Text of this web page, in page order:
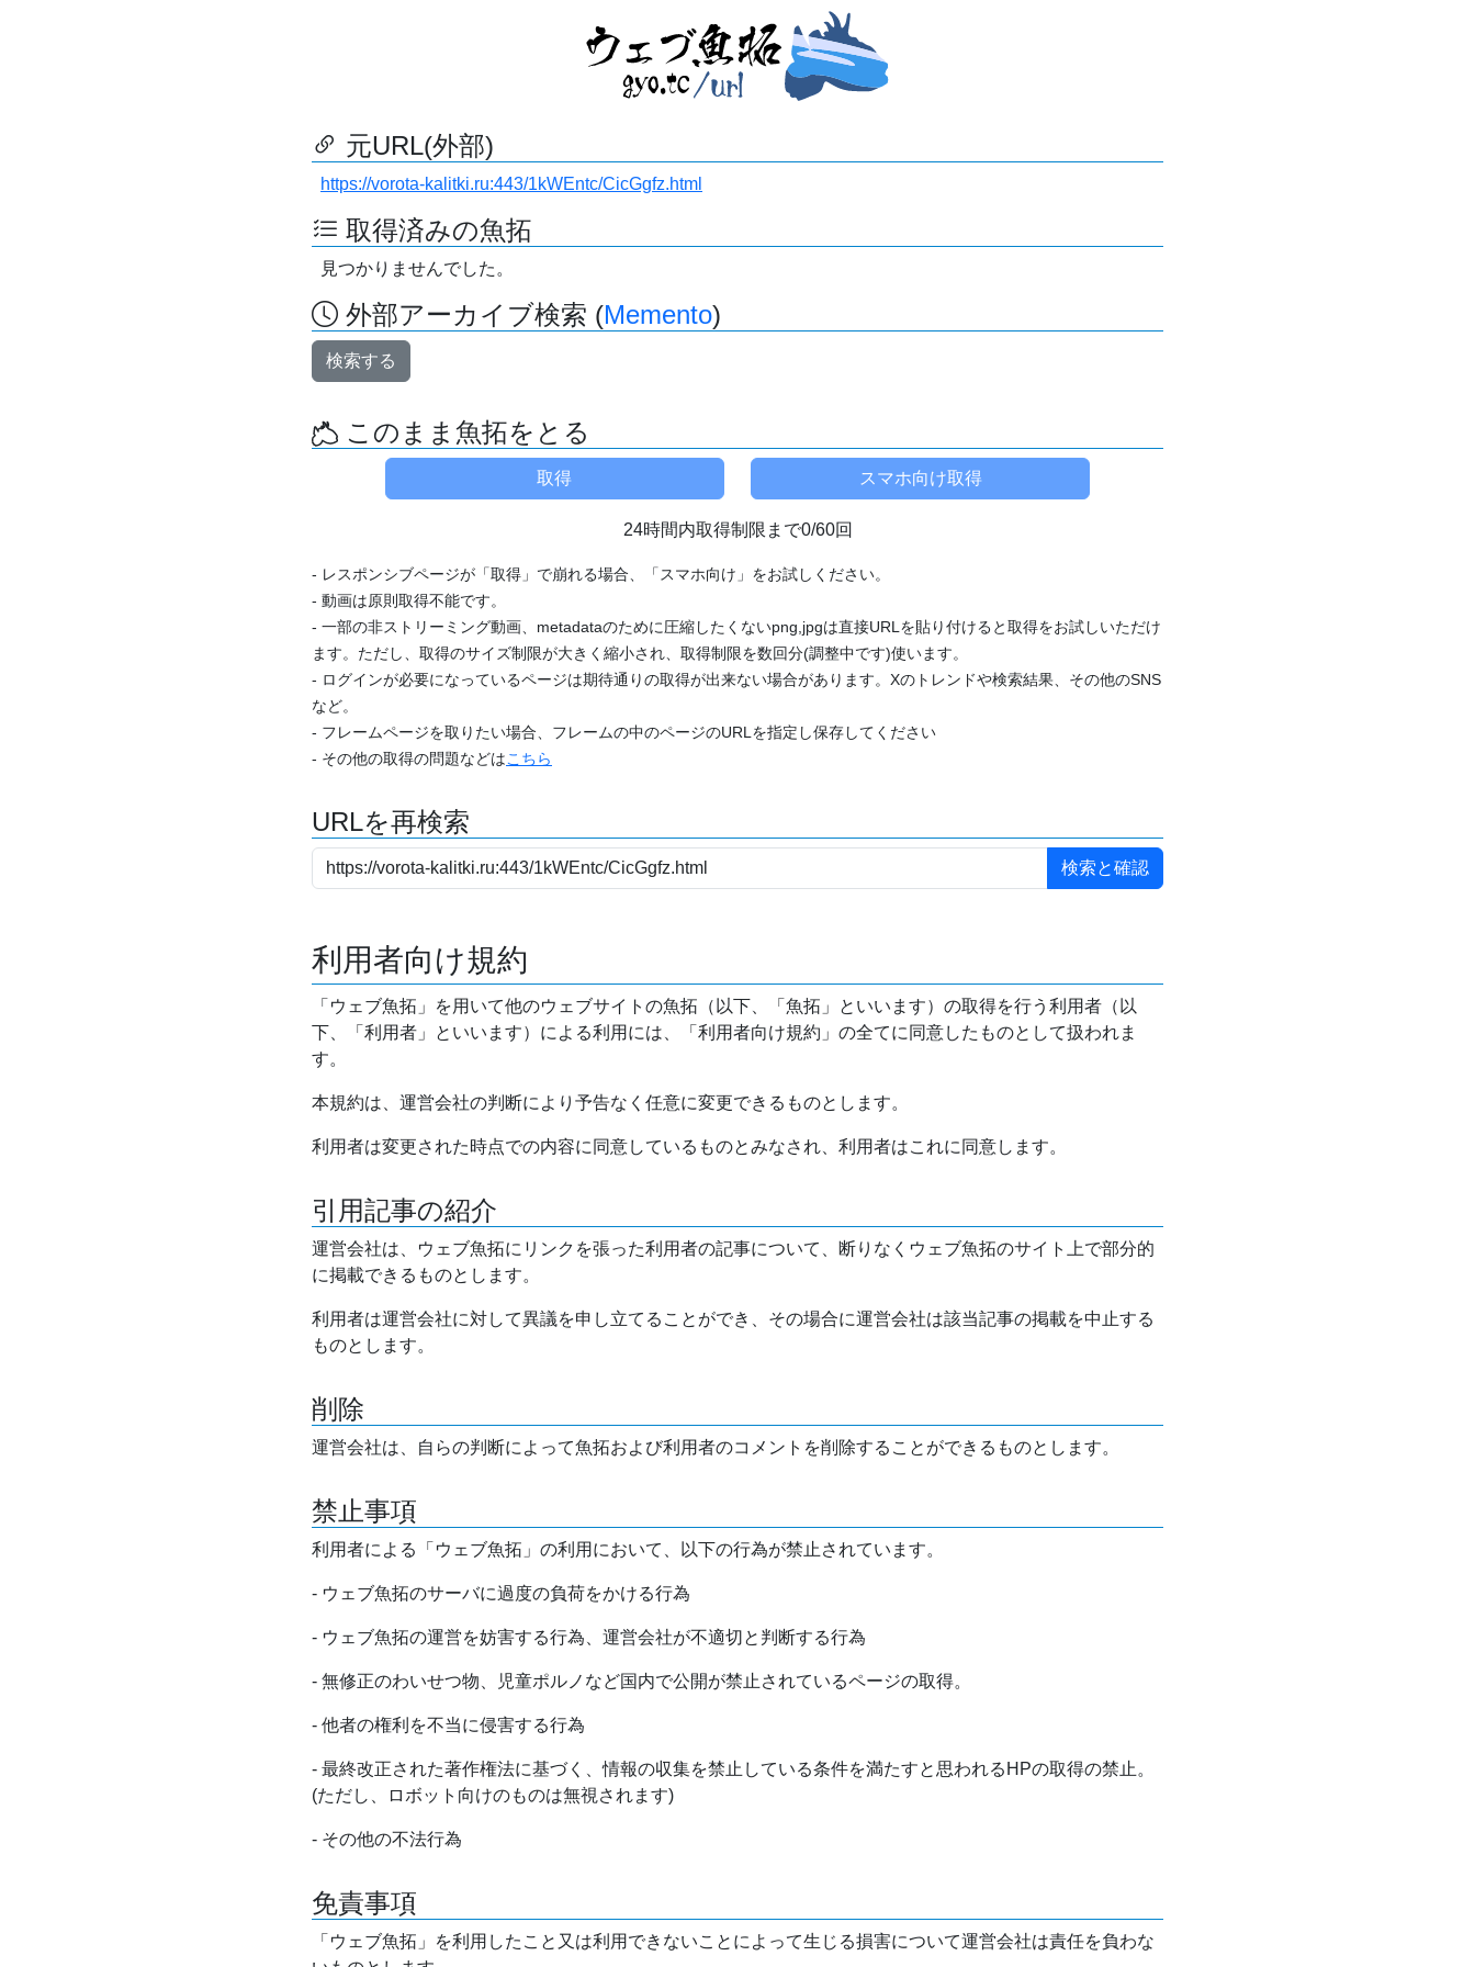
元URL(外部)
https://vorota-kalitki.ru:443/1kWEntc/CicGgfz.html
取得済みの魚拓
見つかりませんでした。
外部アーカイブ検索 (Memento)
検索する
このまま魚拓をとる
24時間内取得制限まで0/60回
- レスポンシブページが「取得」で崩れる場合、「スマホ向け」をお試しください。
- 動画は原則取得不能です。
- 一部の非ストリーミング動画、metadataのために圧縮したくないpng,jpgは直接URLを貼り付けると取得をお試しいただけ
ます。ただし、取得のサイズ制限が大きく縮小され、取得制限を数回分(調整中です)使います。
- ログインが必要になっているページは期待通りの取得が出来ない場合があります。Xのトレンドや検索結果、その他のSNS
など。
- フレームページを取りたい場合、フレームの中のページのURLを指定し保存してください
- その他の取得の問題などはこちら
URLを再検索
利用者向け規約
「ウェブ魚拓」を用いて他のウェブサイトの魚拓（以下、「魚拓」といいます）の取得を行う利用者（以
下、「利用者」といいます）による利用には、「利用者向け規約」の全てに同意したものとして扱われま
す。
本規約は、運営会社の判断により予告なく任意に変更できるものとします。
利用者は変更された時点での内容に同意しているものとみなされ、利用者はこれに同意します。
引用記事の紹介
運営会社は、ウェブ魚拓にリンクを張った利用者の記事について、断りなくウェブ魚拓のサイト上で部分的
に掲載できるものとします。
利用者は運営会社に対して異議を申し立てることができ、その場合に運営会社は該当記事の掲載を中止する
ものとします。
削除
運営会社は、自らの判断によって魚拓および利用者のコメントを削除することができるものとします。
禁止事項
利用者による「ウェブ魚拓」の利用において、以下の行為が禁止されています。
- ウェブ魚拓のサーバに過度の負荷をかける行為
- ウェブ魚拓の運営を妨害する行為、運営会社が不適切と判断する行為
- 無修正のわいせつ物、児童ポルノなど国内で公開が禁止されているページの取得。
- 他者の権利を不当に侵害する行為
- 最終改正された著作権法に基づく、情報の収集を禁止している条件を満たすと思われるHPの取得の禁止。
(ただし、ロボット向けのものは無視されます)
- その他の不法行為
免責事項
「ウェブ魚拓」を利用したこと又は利用できないことによって生じる損害について運営会社は責任を負わな